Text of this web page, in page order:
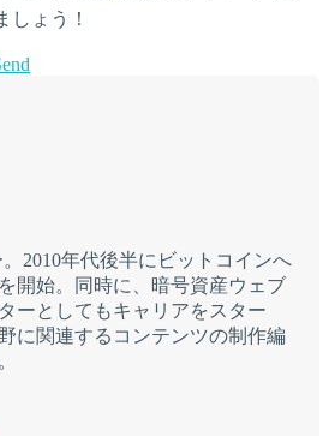
しょう！
2010年代後半にビットコインへ
開始。同時に、暗号資産ウェブ
ーとしてもキャリアをスター
に関連するコンテンツの制作編